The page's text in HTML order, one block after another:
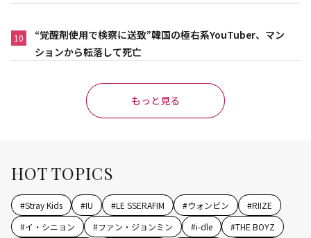
10
“覚醒剤使用で検察に送致”韓国の極右系YouTuber、マン
ションから転落して死亡
もっと見る
HOT TOPICS
#Stray Kids #IU #LE SSERAFIM #ウォンビン #RIIZE
#イ・シニョン #ファン・ジョンミン #i-dle #THE BOYZ